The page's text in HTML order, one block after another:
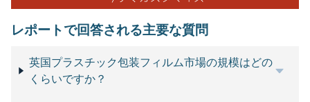
レポートで回答される主要な質問
英国プラスチック包装フィルム市場の規模はどの
くらいですか？